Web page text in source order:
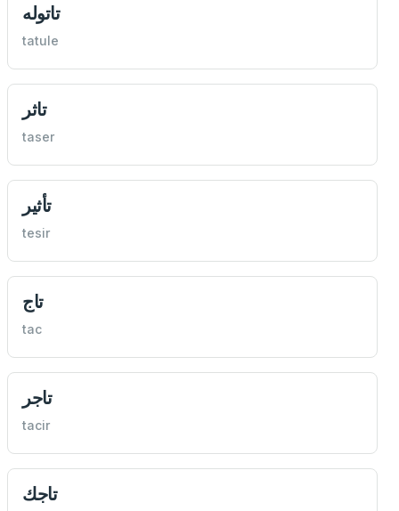
تاتوله
tatule
تاثر
taser
تأثير
tesir
تاج
tac
تاجر
tacir
تاجك